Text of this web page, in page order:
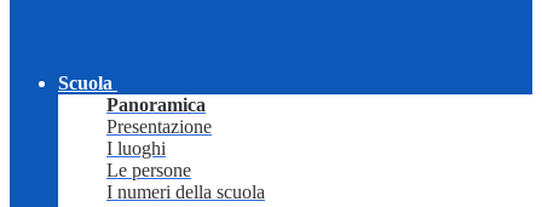
Scuola
Panoramica
Presentazione
I luoghi
Le persone
I numeri della scuola